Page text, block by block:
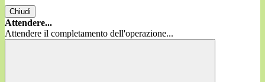
Chiudi
Attendere...
Attendere il completamento dell'operazione...